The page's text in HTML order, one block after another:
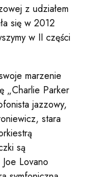
z udziałem
się w 2012
w II części
marzenie
„Charlie Parker
jazzowy,
stara
są
Lovano